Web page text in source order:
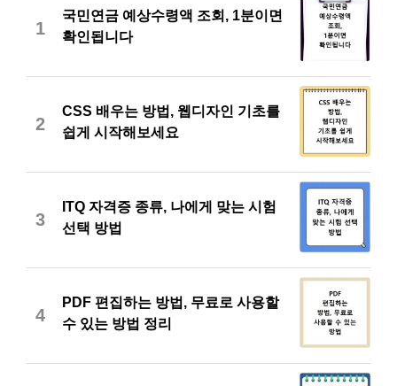
1
국민연금 예상수령액 조회, 1분이면
확인됩니다
2
CSS 배우는 방법, 웹디자인 기초를
쉽게 시작해보세요
3
ITQ 자격증 종류, 나에게 맞는 시험
선택 방법
4
PDF 편집하는 방법, 무료로 사용할
수 있는 방법 정리